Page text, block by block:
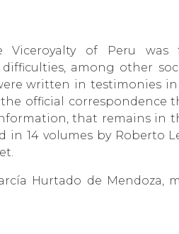
of Peru was
among other
written in testimonies in
official correspondence
that remains in
14 volumes by Roberto
Hurtado de Mendoza,